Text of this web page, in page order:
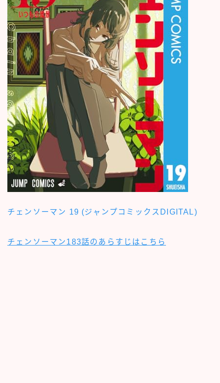
チェンソーマン 19 (ジャンプコミックスDIGITAL)
チェンソーマン183話のあらすじはこちら